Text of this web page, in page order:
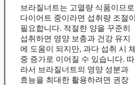
브라질너트는 고열량 식품이므로
다이어트 중이라면 섭취량 조절이
필요합니다. 적절한 양을 꾸준히
섭취하면 영양 보충과 건강 유지
에 도움이 되지만, 과다 섭취 시 체
중 증가로 이어질 수 있습니다. 따
라서 브라질너트의 영양 성분과
효능을 최대한 활용하려면 권장